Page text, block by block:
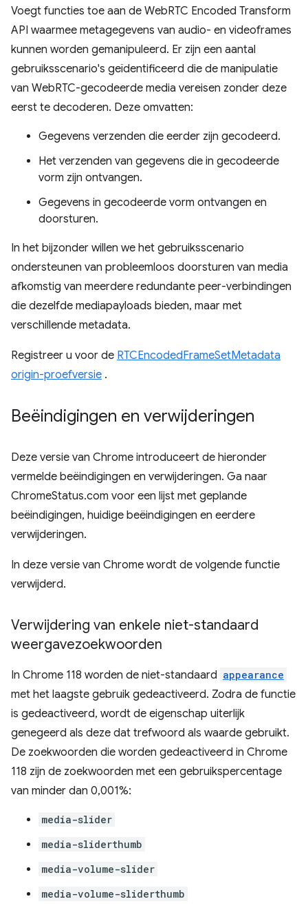
Voegt functies toe aan de WebRTC Encoded Transform
API waarmee metagegevens van audio- en videoframes
kunnen worden gemanipuleerd. Er zijn een aantal
gebruiksscenario's geïdentificeerd die de manipulatie
van WebRTC-gecodeerde media vereisen zonder deze
eerst te decoderen. Deze omvatten:
Gegevens verzenden die eerder zijn gecodeerd.
Het verzenden van gegevens die in gecodeerde
vorm zijn ontvangen.
Gegevens in gecodeerde vorm ontvangen en
doorsturen.
In het bijzonder willen we het gebruiksscenario
ondersteunen van probleemloos doorsturen van media
afkomstig van meerdere redundante peer-verbindingen
die dezelfde mediapayloads bieden, maar met
verschillende metadata.
Registreer u voor de RTCEncodedFrameSetMetadata
origin-proefversie .
Beëindigingen en verwijderingen
Deze versie van Chrome introduceert de hieronder
vermelde beëindigingen en verwijderingen. Ga naar
ChromeStatus.com voor een lijst met geplande
beëindigingen, huidige beëindigingen en eerdere
verwijderingen.
In deze versie van Chrome wordt de volgende functie
verwijderd.
Verwijdering van enkele niet-standaard
weergavezoekwoorden
In Chrome 118 worden de niet-standaard appearance
met het laagste gebruik gedeactiveerd. Zodra de functie
is gedeactiveerd, wordt de eigenschap uiterlijk
genegeerd als deze dat trefwoord als waarde gebruikt.
De zoekwoorden die worden gedeactiveerd in Chrome
118 zijn de zoekwoorden met een gebruikspercentage
van minder dan 0,001%:
media-slider
media-sliderthumb
media-volume-slider
media-volume-sliderthumb